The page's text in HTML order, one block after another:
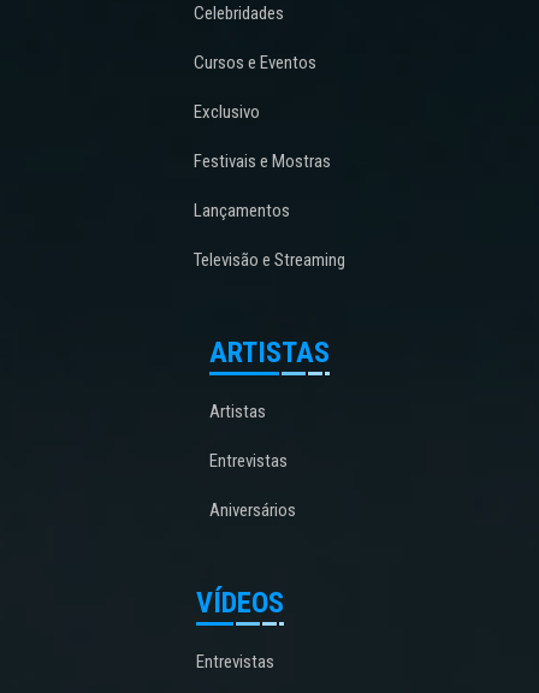
Celebridades
Cursos e Eventos
Exclusivo
Festivais e Mostras
Lançamentos
Televisão e Streaming
ARTISTAS
Artistas
Entrevistas
Aniversários
VÍDEOS
Entrevistas